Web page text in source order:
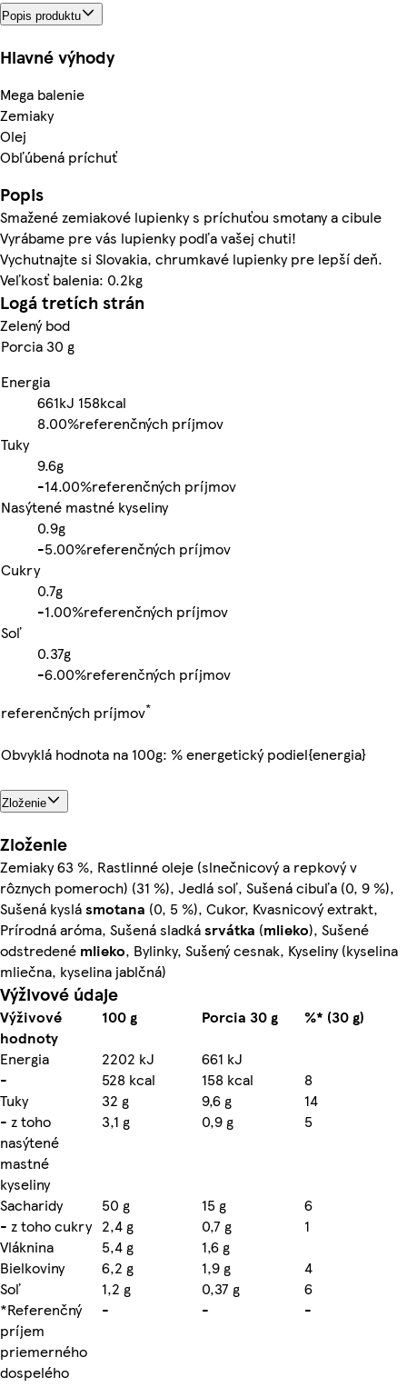
Popis produktu
Hlavné výhody
Mega balenie
Zemiaky
Olej
Obľúbená príchuť
Popis
Smažené zemiakové lupienky s príchuťou smotany a cibule
Vyrábame pre vás lupienky podľa vašej chuti!
Vychutnajte si Slovakia, chrumkavé lupienky pre lepší deň.
Veľkosť balenia: 0.2kg
Logá tretích strán
Zelený bod
Porcia 30 g
Energia
661kJ 158kcal
8.00%referenčných príjmov
Tuky
9.6g
-14.00%referenčných príjmov
Nasýtené mastné kyseliny
0.9g
-5.00%referenčných príjmov
Cukry
0.7g
-1.00%referenčných príjmov
Soľ
0.37g
-6.00%referenčných príjmov
referenčných príjmov*
Obvyklá hodnota na 100g: % energetický podiel{energia}
Zloženie
Zloženie
Zemiaky 63 %, Rastlinné oleje (slnečnicový a repkový v
rôznych pomeroch) (31 %), Jedlá soľ, Sušená cibuľa (0, 9 %),
Sušená kyslásmotana (0, 5 %), Cukor, Kvasnicový extrakt,
Prírodná aróma, Sušená sladkásrvátka (mlieko), Sušené
odstredené mlieko, Bylinky, Sušený cesnak, Kyseliny (kyselina
mliečna, kyselina jablčná)
Výživové údaje
Výživové
hodnoty
100 g Porcia 30 g
%* (30 g)
Energia
2202 kJ
661 kJ
-
528 kcal 158 kcal
8
Tuky
32 g 9,6 g
14
- z toho
nasýtené
mastné
kyseliny
3,1 g 0,9 g 5
Sacharidy 50 g 15 g
6
- z toho cukry 2,4 g 0,7 g
1
Vláknina
5,4 g
1,6 g
Bielkoviny
6,2 g 1,9 g
4
Soľ
1,2 g 0,37 g
6
*Referenčný
príjem
priemerného
dospelého
- - -